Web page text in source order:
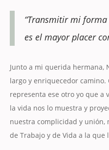
“Transmitir mi
es el mayor placer
Junto a mi querida hermana,
largo y enriquecedor camino.
representa ese otro yo que a
la vida nos lo muestra y
nuestra complicidad y unión,
de Trabajo y de Vida a la que